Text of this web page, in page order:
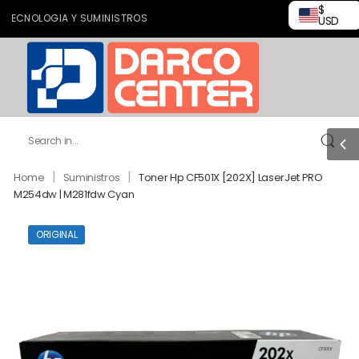
Y SUMINISTROS
$
USD
Home | Suministros | Toner Hp CF501X [202X] LaserJet PRO
M254dw | M281fdw Cyan
ORIGINAL